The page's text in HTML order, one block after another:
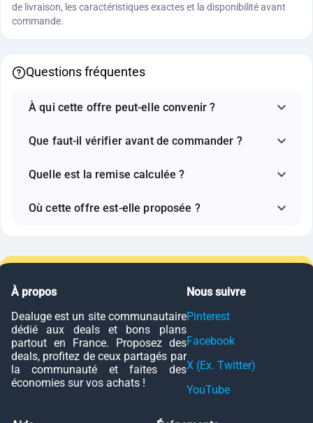
de livraison, les caractéristiques exactes et la disponibilité avant
commande.
Questions fréquentes
À qui cette offre peut-elle convenir ?
Que faut-il vérifier avant de commander ?
Quelle est la remise calculée ?
Où cette offre est-elle proposée ?
À propos
Dealuge est un site communautaire
dédié aux deals et bons plans
partout en France. Proposez des
deals, profitez de ceux partagés par
la communauté et faites des
économies sur vos achats !
Nous suivre
Pinterest
Facebook
X (Ex. Twitter)
YouTube